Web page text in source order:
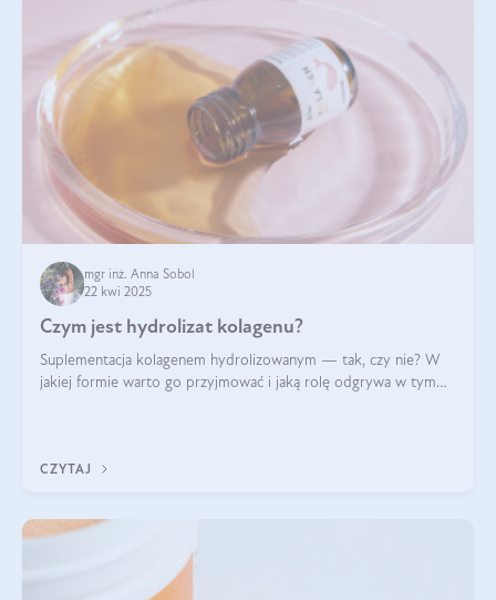
mgr inż. Anna Sobol
22 kwi 2025
Czym jest hydrolizat kolagenu?
Suplementacja kolagenem hydrolizowanym — tak, czy nie? W
jakiej formie warto go przyjmować i jaką rolę odgrywa w tym
CZYTAJ